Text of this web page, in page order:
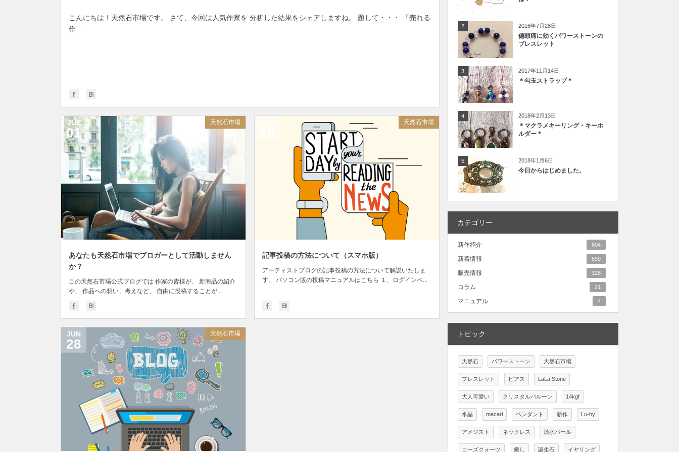
こんにちは！天然石市場です。 さて、今回は人気作家を 分析した結果をシェアしますね。 題して・・・ 「売れる
作...
天然石市場
あなたも天然石市場でブロガーとして活動しません
か？
この天然石市場公式ブログでは 作家の皆様が、 新商品の紹介
や、 作品への想い、考えなど、 自由に投稿することが...
JUL
01
天然石市場
記事投稿の方法について（スマホ版）
アーティストブログの記事投稿の方法について解説いたしま
す。 パソコン版の投稿マニュアルはこちら １、ログインペ...
天然石市場
JUN
28
2 2016年7月28日
偏頭痛に効くパワーストーンの
ブレスレット
3 2017年11月14日
＊勾玉ストラップ＊
4 2018年2月13日
＊マクラメキーリング・キーホ
ルダー＊
5 2018年1月6日
今日からはじめました。
カテゴリー
新作紹介 604
新着情報 599
販売情報 328
コラム 21
マニュアル 4
トピック
天然石 パワーストーン 天然石市場
ブレスレット ピアス LaLa Stone
大人可愛い クリスタルバルーン 14kgf
水晶 macari ペンダント 新作 Lu-hy
アメジスト ネックレス 淡水パール
ローズクォーツ 癒し 誕生石 イヤリング